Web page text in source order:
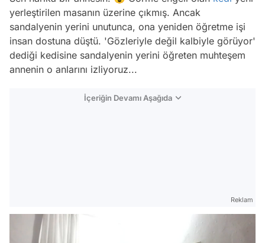
yerleştirilen masanın üzerine çıkmış. Ancak
sandalyenin yerini unutunca, ona yeniden öğretme işi
insan dostuna düştü. 'Gözleriyle değil kalbiyle görüyor'
dediği kedisine sandalyenin yerini öğreten muhteşem
annenin o anlarını izliyoruz...
İçeriğin Devamı Aşağıda
Reklam